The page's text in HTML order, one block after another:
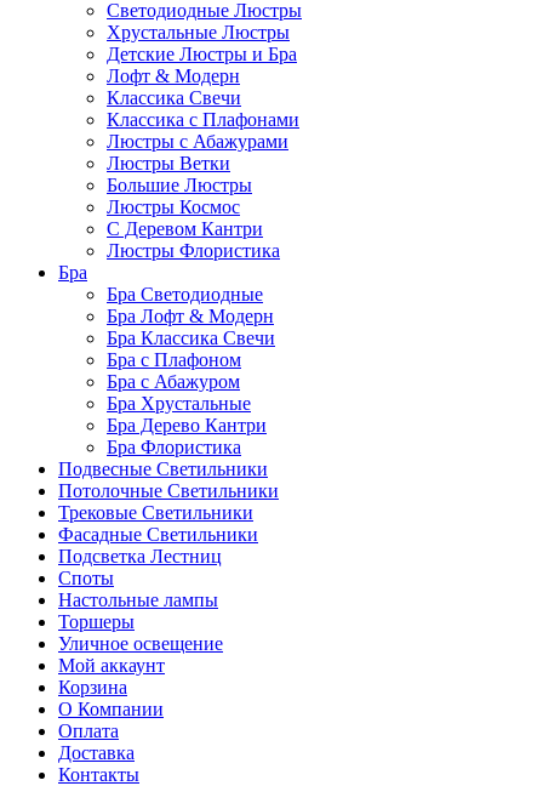
Светодиодные Люстры
Хрустальные Люстры
Детские Люстры и Бра
Лофт & Модерн
Классика Свечи
Классика с Плафонами
Люстры с Абажурами
Люстры Ветки
Большие Люстры
Люстры Космос
С Деревом Кантри
Люстры Флористика
Бра
Бра Светодиодные
Бра Лофт & Модерн
Бра Классика Свечи
Бра с Плафоном
Бра с Абажуром
Бра Хрустальные
Бра Дерево Кантри
Бра Флористика
Подвесные Светильники
Потолочные Светильники
Трековые Светильники
Фасадные Светильники
Подсветка Лестниц
Споты
Настольные лампы
Торшеры
Уличное освещение
Мой аккаунт
Корзина
О Компании
Оплата
Доставка
Контакты